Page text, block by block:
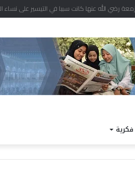
الأزهرية لمعاهد فلسطين بنسبة نجاح 97.7%